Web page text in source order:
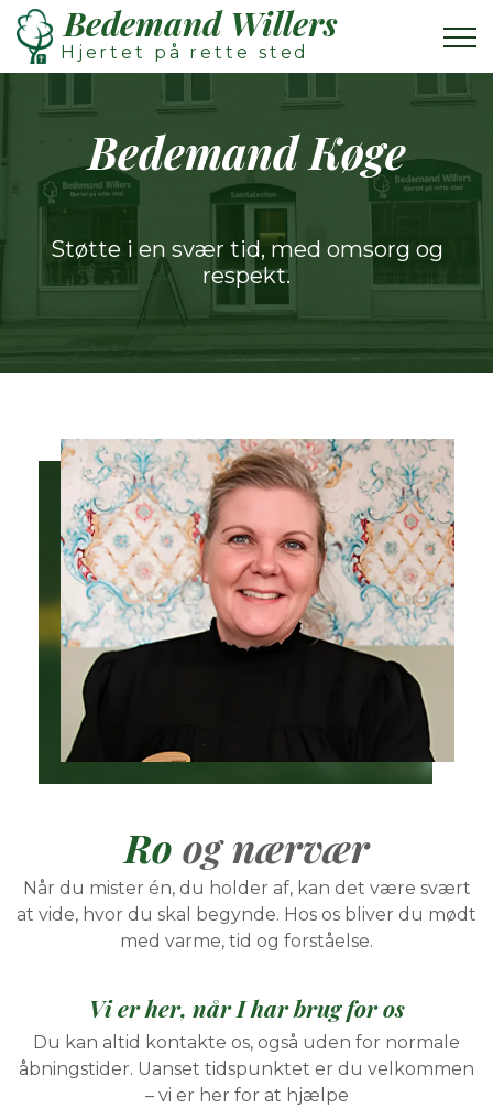
Bedemand Willers
Hjertet på rette sted
Bedemand Køge
Støtte i en svær tid, med omsorg og
respekt.
Ro og nærvær
Når du mister én, du holder af, kan det være svært
at vide, hvor du skal begynde. Hos os bliver du mødt
med varme, tid og forståelse.
Vi er her, når I har brug for os
Du kan altid kontakte os, også uden for normale
åbningstider. Uanset tidspunktet er du velkommen
– vi er her for at hjælpe